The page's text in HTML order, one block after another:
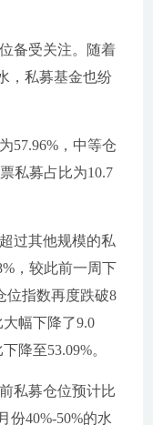
备受关注。随着
，私募基金也纷
57.96%，中等仓
私募占比为10.7
过其他规模的私
，较此前一周下
位指数再度跌破8
幅下降了9.0
降至53.09%。
私募仓位预计比
份40%-50%的水